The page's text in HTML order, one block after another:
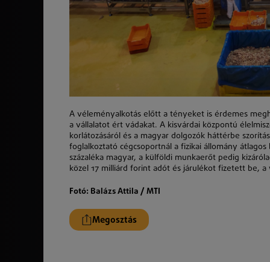
A véleményalkotás előtt a tényeket is érdemes
a vállalatot ért vádakat. A kisvárdai központú
korlátozásáról és a magyar dolgozók háttérbe
foglalkoztató cégcsoportnál a fizikai állomány
százaléka magyar, a külföldi munkaerőt pedig
közel 17 milliárd forint adót és járulékot fizetett be,
Fotó: Balázs Attila / MTI
Megosztás